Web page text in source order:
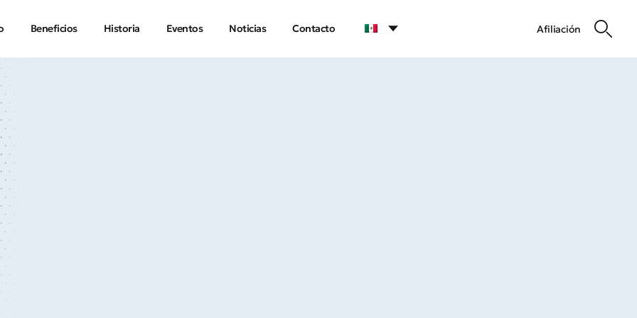
Beneficios Historia Eventos Noticias Contacto Afiliación